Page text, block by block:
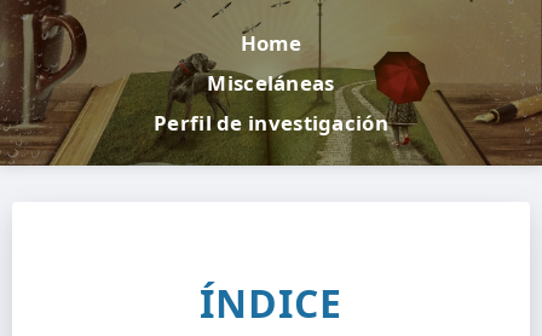
Home
Misceláneas
Perfil de investigación
ÍNDICE